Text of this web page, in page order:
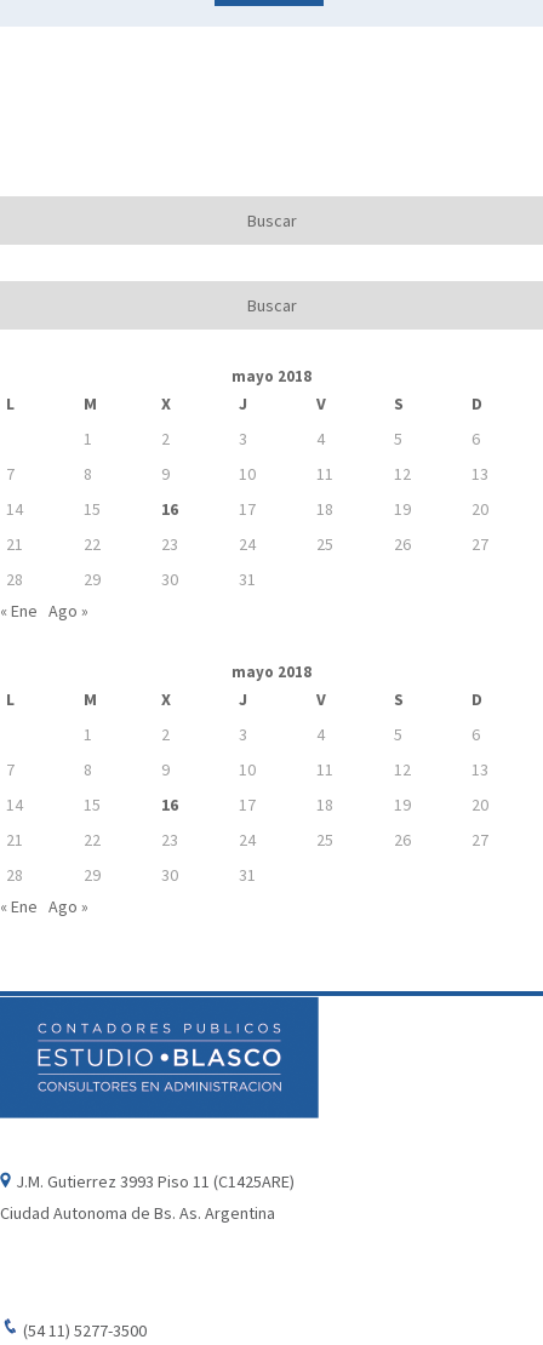
mayo 2018
L M X J V S
D
1
2 3 4 5
6
7
8 9 10 11 12
13
14
15 16 17 18 19
20
21
22 23 24 25 26
27
28
29 30
31
« Ene Ago »
mayo 2018
L M X J V S
D
1
2 3 4 5
6
7
8 9 10 11 12
13
14
15 16 17 18 19
20
21
22 23 24 25 26
27
28
29 30
31
« Ene Ago »
J.M. Gutierrez 3993 Piso 11 (C1425ARE)
Ciudad Autonoma de Bs. As. Argentina
(54 11) 5277-3500